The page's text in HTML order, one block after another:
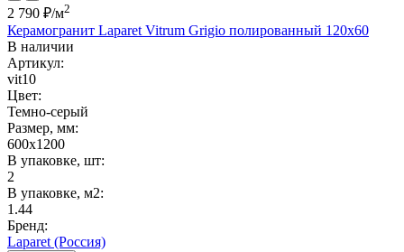
2 790 ₽/м2
Керамогранит Laparet Vitrum Grigio полированный 120x60
В наличии
Артикул:
vit10
Цвет:
Темно-серый
Размер, мм:
600x1200
В упаковке, шт:
2
В упаковке, м2:
1.44
Бренд:
Laparet (Россия)